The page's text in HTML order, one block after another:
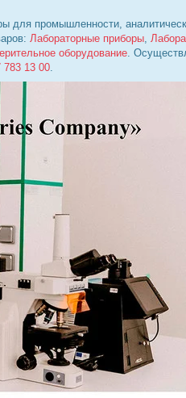
для промышленности,
Лабораторные приборы
оборудование .
783 13 00